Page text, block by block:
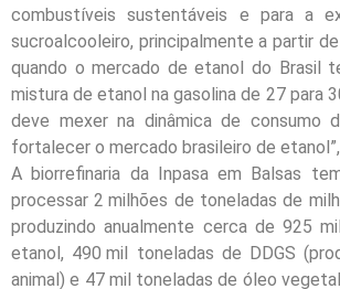
combustíveis sustentáveis e para a
sucroalcooleiro, principalmente a partir
quando o mercado de etanol do Brasil
mistura de etanol na gasolina de 27 para
deve mexer na dinâmica de consumo
fortalecer o mercado brasileiro de etanol”,
A biorrefinaria da Inpasa em Balsas
processar 2 milhões de toneladas de
produzindo anualmente cerca de 925
etanol, 490 mil toneladas de DDGS
animal) e 47 mil toneladas de óleo